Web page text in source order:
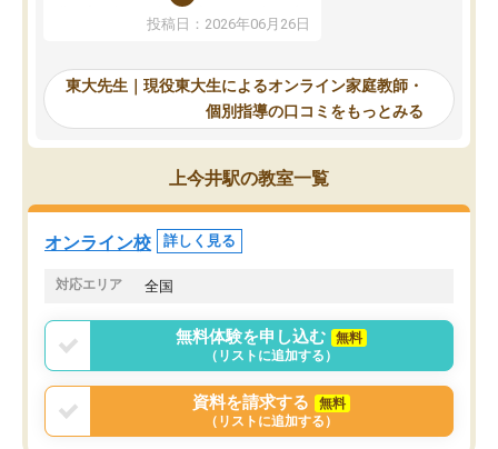
供も家に帰って勉強の話すると嫌な反
応を示します。東大先生にお願いして
れるので、親としても安心です。毎日
使える自習室とかもあり、わからない
ところがあれば先生が回答してくれる
のも重宝しています。
投稿日：2026年06月26日
自習室が毎日使えていつ
るのが心強かったよう
謝です。
東大先生｜現役東大生によるオンライン家庭教師・
個別指導の口コミをもっとみる
上今井駅の教室一覧
オンライン校 詳しく見る
対応エリア 全国
無料体験を申し込む
無料
（リストに追加する）
資料を請求する
無料
（リストに追加する）